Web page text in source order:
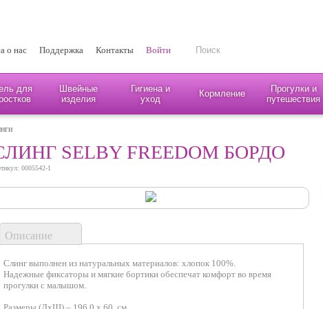
о нас Поддержка Контакты Войти
для
Швейные
изделия
Гигиена и
уход
Кормление
Прогулки и
путешествия
SELBY FREEDOM БОРДО
0005542-1
Описание
Слинг выполнен из натуральных материалов: хлопок 100%.
Надежные фиксаторы и мягкие бортики обеспечат комфорт во время
прогулки с малышом.